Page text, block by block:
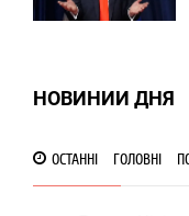
НОВИНИИ ДНЯ
ОСТАННІ ГОЛОВНІ